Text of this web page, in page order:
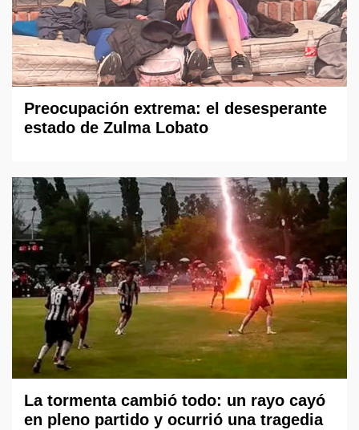
Preocupación extrema: el desesperante
estado de Zulma Lobato
La tormenta cambió todo: un rayo cayó
en pleno partido y ocurrió una tragedia